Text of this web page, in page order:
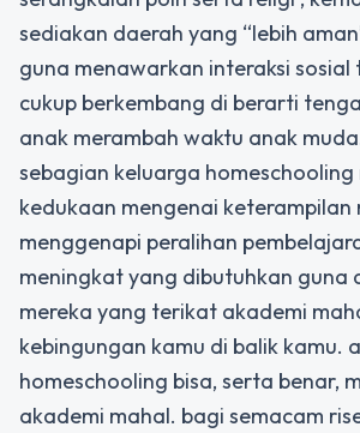
sediakan daerah yang “lebih
guna menawarkan interaksi sosial
cukup berkembang di berarti
anak merambah waktu anak
sebagian keluarga
kedukaan mengenai keterampilan
menggenapi peralihan
meningkat yang dibutuhkan guna
mereka yang terikat akademi
kebingungan kamu di balik kamu.
homeschooling bisa, serta benar,
akademi mahal. bagi semacam